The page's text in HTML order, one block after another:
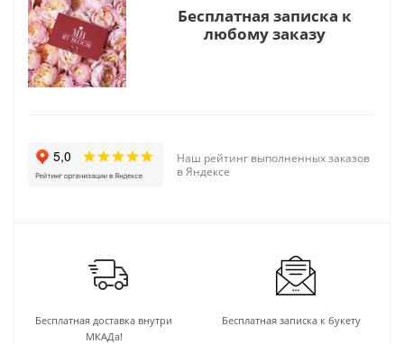
Бесплатная записка к
любому заказу
Наш рейтинг выполненных заказов
в Яндексе
Бесплатная доставка внутри
МКАДа!
Бесплатная записка к букету